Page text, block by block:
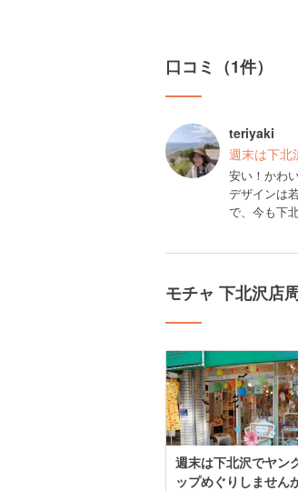
口コミ（1件）
teriyaki
週末は下北
安い！かわ
デザインは
で、今も下
モチャ 下北沢店
週末は下北沢でヤン
ップめぐりしません